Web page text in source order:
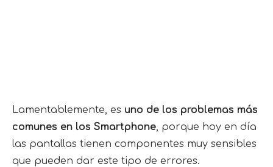
Lamentablemente, es uno de los problemas más
comunes en los Smartphone, porque hoy en día
las pantallas tienen componentes muy sensibles
que pueden dar este tipo de errores.